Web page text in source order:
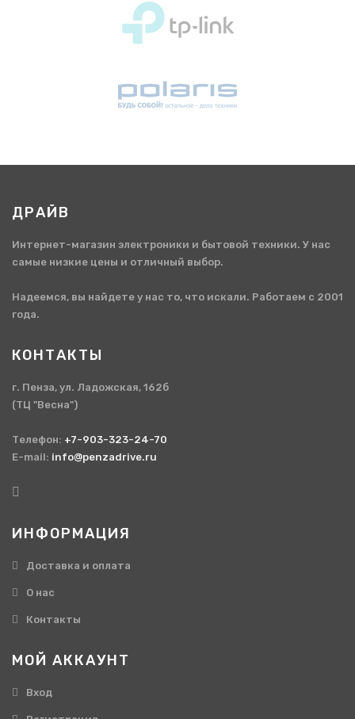
ДРАЙВ
Интернет-магазин электроники и бытовой техники. У нас
самые низкие цены и отличный выбор.
Надеемся, вы найдете у нас то, что искали. Работаем с 2001
года.
КОНТАКТЫ
г. Пенза, ул. Ладожская, 162б
(ТЦ "Весна")
Телефон: +7-903-323-24-70
E-mail: info@penzadrive.ru
ИНФОРМАЦИЯ
Доставка и оплата
О нас
Контакты
МОЙ АККАУНТ
Вход